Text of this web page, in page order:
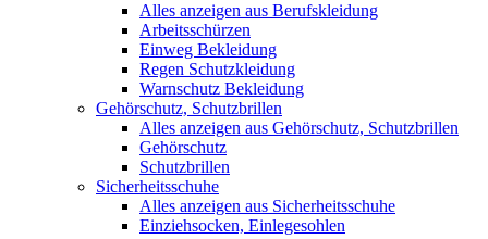
Alles anzeigen aus Berufskleidung
Arbeitsschürzen
Einweg Bekleidung
Regen Schutzkleidung
Warnschutz Bekleidung
Gehörschutz, Schutzbrillen
Alles anzeigen aus Gehörschutz, Schutzbrillen
Gehörschutz
Schutzbrillen
Sicherheitsschuhe
Alles anzeigen aus Sicherheitsschuhe
Einziehsocken, Einlegesohlen